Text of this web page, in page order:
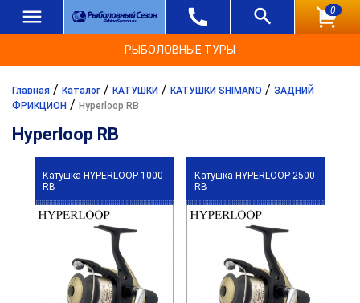
0
РЫБОЛОВНЫЕ ТУРЫ
Главная / Каталог / КАТУШКИ / КАТУШКИ SHIMANO / ЗАДНИЙ
ФРИКЦИОН / Hyperloop RB
Hyperloop RB
Катушка HYPERLOOP 1000
RB
Катушка HYPERLOOP 2500
RB